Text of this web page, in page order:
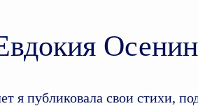
свои стихи,